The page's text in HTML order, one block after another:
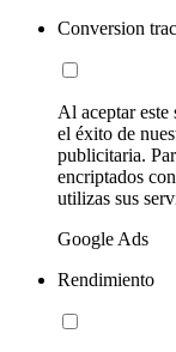
Conversion
Al aceptar
el éxito de
publicitaria.
encriptados
utilizas sus
Google Ads
Rendimiento